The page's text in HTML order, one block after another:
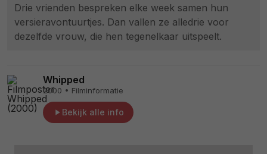
Drie vrienden bespreken elke week samen hun
versieravontuurtjes. Dan vallen ze alledrie voor
dezelfde vrouw, die hen tegenelkaar uitspeelt.
Whipped
2000 • Filminformatie
Bekijk alle info